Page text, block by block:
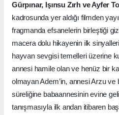
Gürpınar, Işınsu Zırh ve Ayfer
kadrosunda yer aldığı filmden
fragmanda efsanelerin birleştiği
macera dolu hikayenin ilk
hayvan sevgisi temelleri üzerine
annesi hamile olan ve henüz bir
olmayan Adem’in, annesi Arzu ve
süreliğine babaannesinin evine
tanışmasıyla ilk andan itibaren